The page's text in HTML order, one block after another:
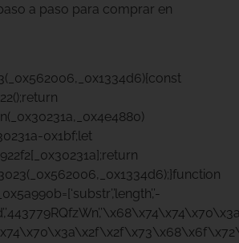
a paso para comprar en
0x1bf;let